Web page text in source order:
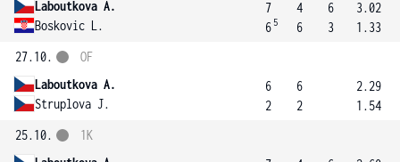
Laboutkova A.
Boskovic L.
7
6 5
4
6
6
3
3.02
1.33
27.10.
Laboutkova A.
Struplova J.
OF
6
2
6
2
2.29
1.54
25.10.
1K